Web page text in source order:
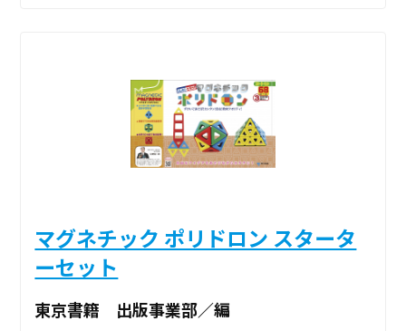
マグネチック ポリドロン スタータ
ーセット
東京書籍 出版事業部／編